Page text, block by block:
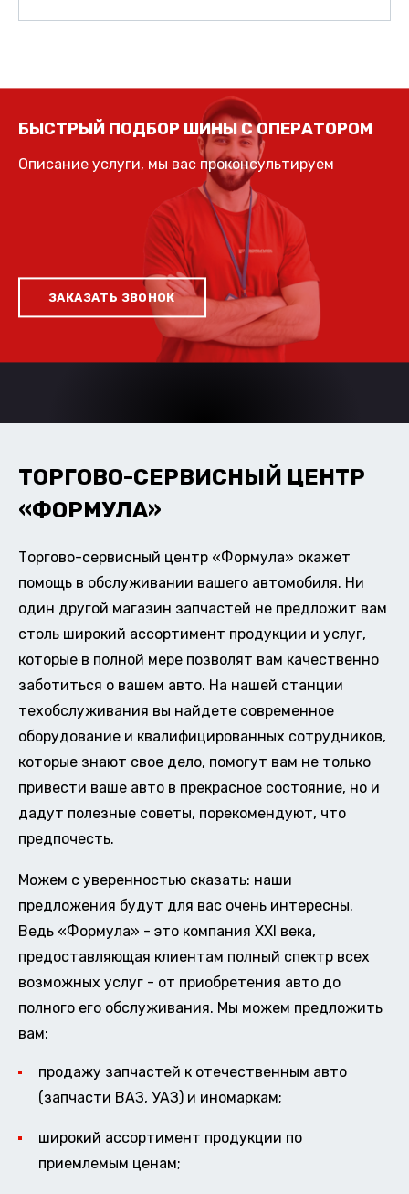
БЫСТРЫЙ ПОДБОР ШИНЫ С ОПЕРАТОРОМ
Описание услуги, мы вас проконсультируем
ЗАКАЗАТЬ ЗВОНОК
ТОРГОВО-СЕРВИСНЫЙ ЦЕНТР
«ФОРМУЛА»
Торгово-сервисный центр «Формула» окажет
помощь в обслуживании вашего автомобиля. Ни
один другой магазин запчастей не предложит вам
столь широкий ассортимент продукции и услуг,
которые в полной мере позволят вам качественно
заботиться о вашем авто. На нашей станции
техобслуживания вы найдете современное
оборудование и квалифицированных сотрудников,
которые знают свое дело, помогут вам не только
привести ваше авто в прекрасное состояние, но и
дадут полезные советы, порекомендуют, что
предпочесть.
Можем с уверенностью сказать: наши
предложения будут для вас очень интересны.
Ведь «Формула» - это компания XXI века,
предоставляющая клиентам полный спектр всех
возможных услуг - от приобретения авто до
полного его обслуживания. Мы можем предложить
вам:
продажу запчастей к отечественным авто
(запчасти ВАЗ, УАЗ) и иномаркам;
широкий ассортимент продукции по
приемлемым ценам;